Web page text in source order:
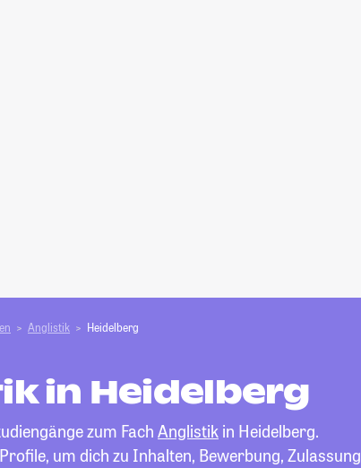
Anglistik Heidelberg
in Heidelberg
zum Fach Anglistik in Heidelberg.
um dich zu Inhalten, Bewerbung, Zulassung